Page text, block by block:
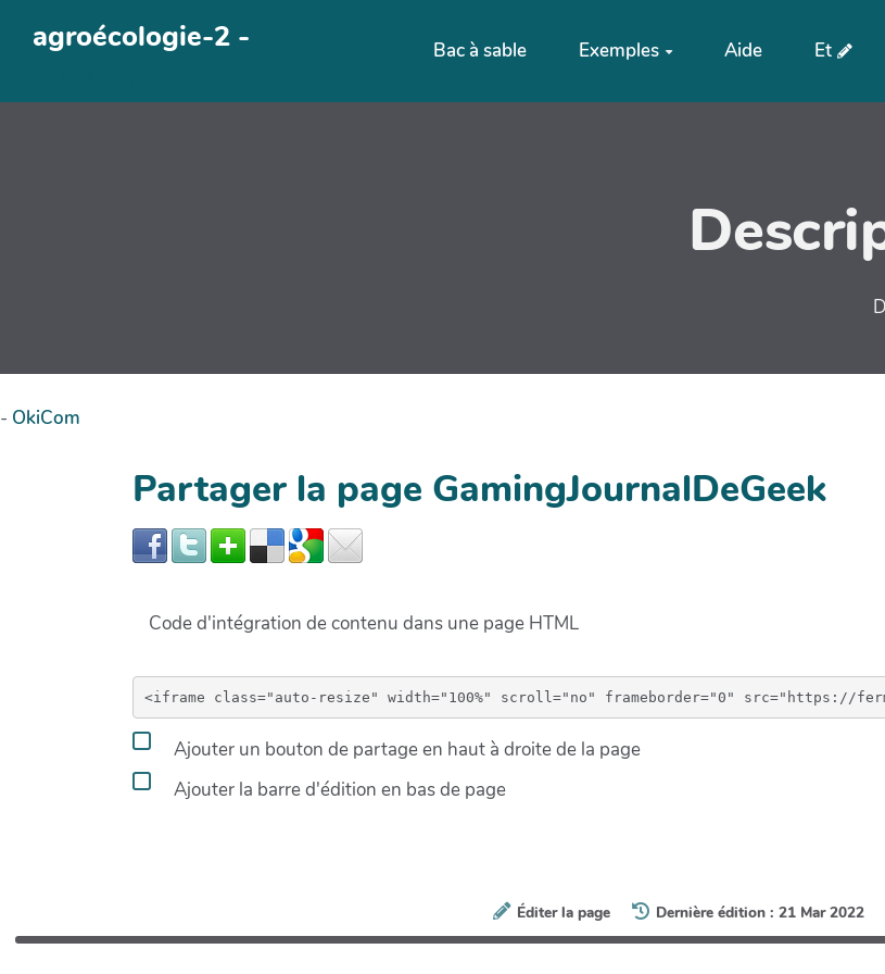
Aller au contenu principal
agroécologie-2 - Bac à sable Exemples Aide Et
- OkiCom
Partager la page GamingJournalDeGeek
Code d'intégration de contenu dans une page HTML
Ajouter un bouton de partage en haut à droite de la page
Ajouter la barre d'édition en bas de page
Éditer la page Dernière édition : 21 Mar 2022